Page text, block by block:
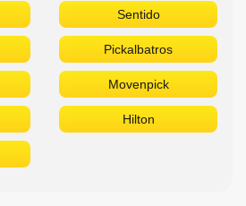
Sentido
Pickalbatros
Movenpick
Hilton